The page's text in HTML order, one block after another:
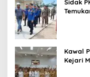
Sidak
Kawal
Kejari